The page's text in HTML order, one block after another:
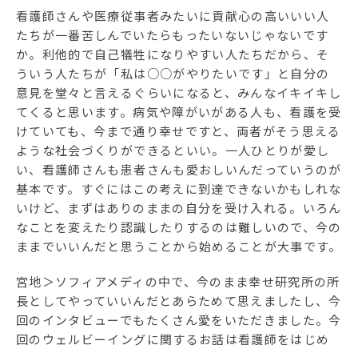
看護師さんや医療従事者みたいに貢献心の高いいい人
たちが一番苦しんでいたらもったいないじゃないです
か。利他的で自己犠牲になりやすい人たちだから、そ
ういう人たちが「私は○○がやりたいです」と自分の
意見を堂々と言えるぐらいになると、みんなイキイキし
てくると思います。病気や障がいがある人も、看護を受
けていても、今まで通り幸せですと、両者がそう思える
ような社会づくりができるといい。一人ひとりが愛し
い、看護師さんも患者さんも愛おしいんだっていうのが
基本です。すぐにはこの考えに到達できないかもしれな
いけど、まずはありのままの自分を受け入れる。いろん
なことを変えたり認識したりするのは難しいので、今の
ままでいいんだと思うことから始めることが大事です。
宮地＞ソフィアメディの中で、今のまま幸せ研究所の所
長としてやっていいんだとあらためて思えましたし、今
回のインタビューでもたくさん愛をいただきました。今
回のウェルビーイングに関するお話は看護師をはじめ